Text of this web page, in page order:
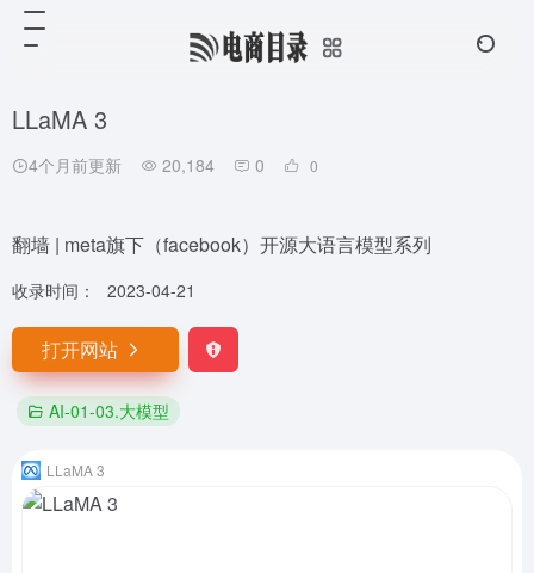
LLaMA 3
4个月前更新 20,184 0 0
翻墙 | meta旗下（facebook）开源大语言模型系列
收录时间： 2023-04-21
打开网站
AI-01-03.大模型
LLaMA 3